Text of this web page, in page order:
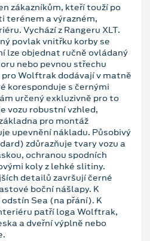
zákazníkům, kteří touží po
terénem a výrazném,
Vychází z Rangeru XLT.
povlak vnitřku korby se
lze objednat ručně ovládaný
nebo pevnou střechu
Wolftrak dodávají v matně
koresponduje s černými
určený exkluzivně pro to
vozu robustní vzhled,
pro montáž
upevnění nákladu. Působivý
zdůrazňuje tvary vozu a
ochranou spodních
koly z lehké slitiny.
detailů završují černé
boční nášlapy. K
Sea (na přání). K
patří loga Wolftrak,
a dveřní výplně nebo